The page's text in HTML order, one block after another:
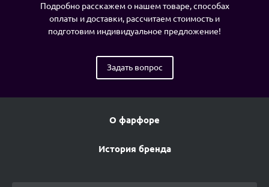
Подробно расскажем о нашем товаре, способах
оплаты и доставки, рассчитаем стоимость и
подготовим индивидуальное предложение!
Задать вопрос
О фарфоре
История бренда